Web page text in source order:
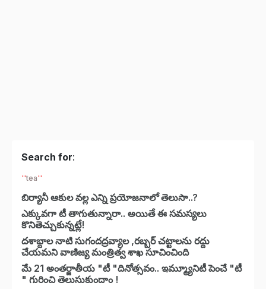
Search for:
tea
బిర్యానీ ఆకుల వల్ల ఎన్ని ప్రయోజనాలో తెలుసా..?
ఎక్కువగా టీ తాగుతున్నారా.. అయితే ఈ సమస్యలు
కొనితెచ్చుకున్నట్లే!
దశాబ్దాల నాటి సుగందద్రవ్యాల ,రబ్బర్ చట్టాలను రద్దు
చేయమని వాణిజ్య మంత్రిత్వ శాఖ సూచించింది
మే 21 అంతర్జాతీయ "టీ "దినోత్సవం.. ఇమ్మ్యూనిటీ పెంచే "టీ
" గురించి తెలుసుకుందాం !